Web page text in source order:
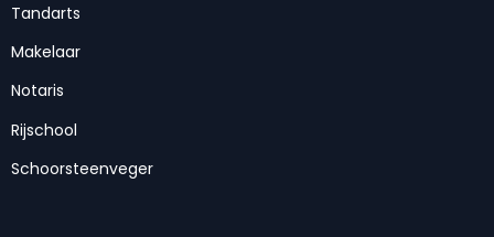
Tandarts
Makelaar
Notaris
Rijschool
Schoorsteenveger